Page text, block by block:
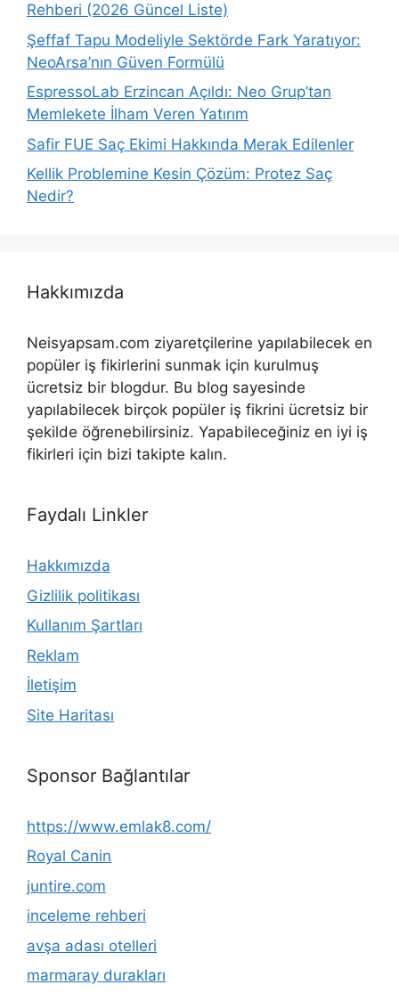
Rehberi (2026 Güncel Liste)
Şeffaf Tapu Modeliyle Sektörde Fark Yaratıyor:
NeoArsa’nın Güven Formülü
EspressoLab Erzincan Açıldı: Neo Grup’tan
Memlekete İlham Veren Yatırım
Safir FUE Saç Ekimi Hakkında Merak Edilenler
Kellik Problemine Kesin Çözüm: Protez Saç
Nedir?
Hakkımızda
Neisyapsam.com ziyaretçilerine yapılabilecek en
popüler iş fikirlerini sunmak için kurulmuş
ücretsiz bir blogdur. Bu blog sayesinde
yapılabilecek birçok popüler iş fikrini ücretsiz bir
şekilde öğrenebilirsiniz. Yapabileceğiniz en iyi iş
fikirleri için bizi takipte kalın.
Faydalı Linkler
Hakkımızda
Gizlilik politikası
Kullanım Şartları
Reklam
İletişim
Site Haritası
Sponsor Bağlantılar
https://www.emlak8.com/
Royal Canin
juntire.com
inceleme rehberi
avşa adası otelleri
marmaray durakları